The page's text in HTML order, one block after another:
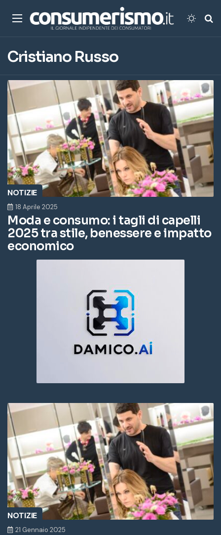
Menu
Cristiano Russo
NOTIZIE
18 Aprile 2025
Moda e consumo: i tagli di capelli
2025 tra stile, benessere e impatto
economico
NOTIZIE
21 Gennaio 2025